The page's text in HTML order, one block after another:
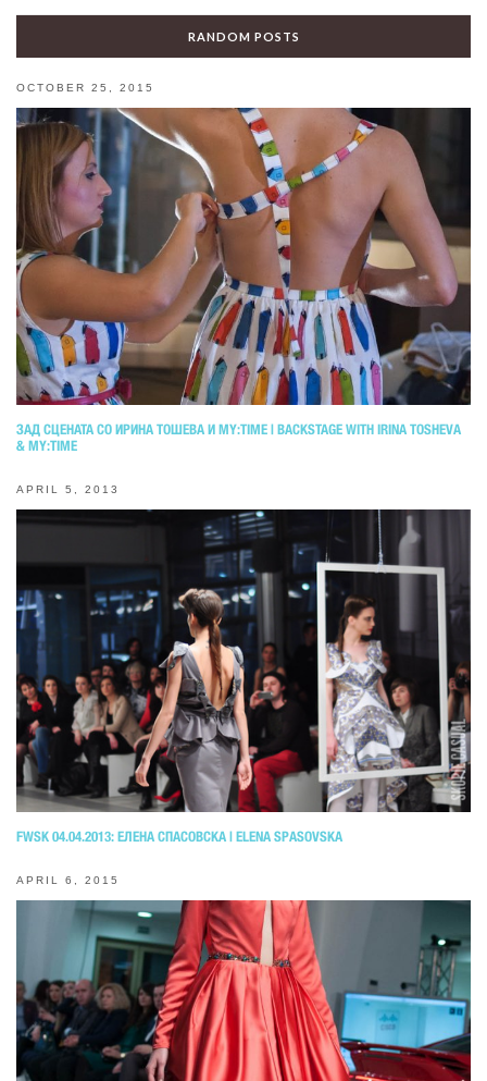
RANDOM POSTS
OCTOBER 25, 2015
ЗАД СЦЕНАТА СО ИРИНА ТОШЕВА И MY:TIME | BACKSTAGE WITH IRINA TOSHEVA
& MY:TIME
APRIL 5, 2013
FWSK 04.04.2013: ЕЛЕНА СПАСОВСКА | ELENA SPASOVSKA
APRIL 6, 2015